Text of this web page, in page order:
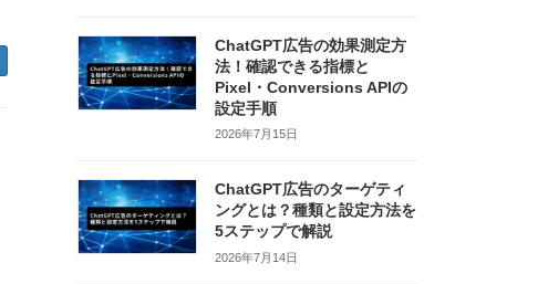
ChatGPT広告の効果測定方
法！確認できる指標と
Pixel・Conversions APIの
設定手順
2026年7月15日
ChatGPT広告のターゲティ
ングとは？種類と設定方法を
5ステップで解説
2026年7月14日